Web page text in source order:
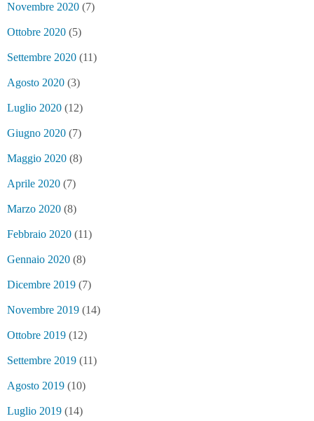
Novembre 2020 (7)
Ottobre 2020 (5)
Settembre 2020 (11)
Agosto 2020 (3)
Luglio 2020 (12)
Giugno 2020 (7)
Maggio 2020 (8)
Aprile 2020 (7)
Marzo 2020 (8)
Febbraio 2020 (11)
Gennaio 2020 (8)
Dicembre 2019 (7)
Novembre 2019 (14)
Ottobre 2019 (12)
Settembre 2019 (11)
Agosto 2019 (10)
Luglio 2019 (14)